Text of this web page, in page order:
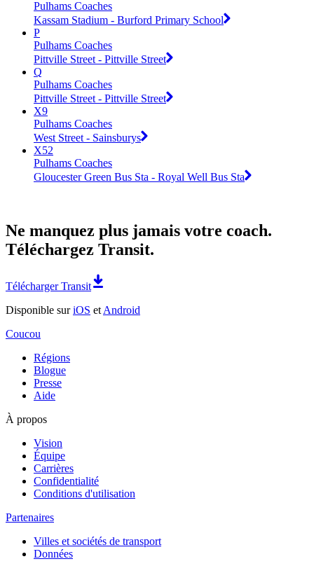
Pulhams Coaches
Kassam Stadium - Burford Primary School
P
Pulhams Coaches
Pittville Street - Pittville Street
Q
Pulhams Coaches
Pittville Street - Pittville Street
X9
Pulhams Coaches
West Street - Sainsburys
X52
Pulhams Coaches
Gloucester Green Bus Sta - Royal Well Bus Sta
Ne manquez plus jamais votre coach.
Téléchargez Transit.
Télécharger Transit
Disponible suriOS et Android
Coucou
Régions
Blogue
Presse
Aide
À propos
Vision
Équipe
Carrières
Confidentialité
Conditions d'utilisation
Partenaires
Villes et sociétés de transport
Données